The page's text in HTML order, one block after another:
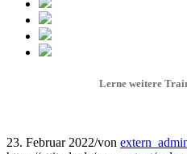
Lerne weitere
23. Februar 2022/von